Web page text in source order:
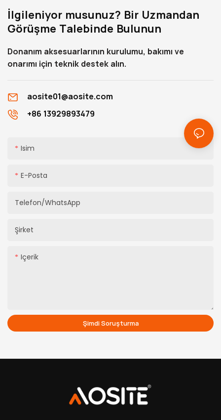
İlgileniyor musunuz? Bir Uzmandan
Görüşme Talebinde Bulunun
Donanım aksesuarlarının kurulumu, bakımı ve
onarımı için teknik destek alın.
aosite01@aosite.com
+86 13929893479
Isim
E-Posta
Telefon/WhatsApp
Şirket
Içerik
Şimdi Soruşturma